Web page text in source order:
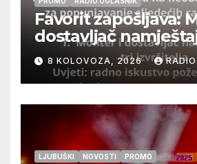
Favorit zapošljava:
dostavljač
izvršitelja
8 KOLOVOZA, 2026
LJUBUŠKI NOVOSTI PROMO